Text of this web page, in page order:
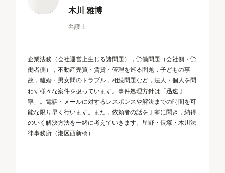
木川 雅博
弁護士
企業法務（会社運営上生じる諸問題），労働問題（会社側・労
働者側），不動産売買・賃貸・管理を巡る問題，子どもの事
故，離婚・男女間のトラブル，相続問題など，法人・個人を問
わず様々な案件を扱っています。事件処理方針は「迅速丁
寧」。電話・メールに対するレスポンスや解決までの時間を可
能な限り早く行います。また，依頼者の話を丁寧に聞き，納得
のいく解決方法を一緒に考えていきます。星野・長塚・木川法
律事務所（港区西新橋）